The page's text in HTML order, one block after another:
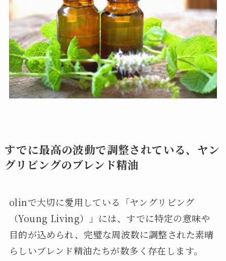
すでに最高の波動で調整されている、ヤン
グリビングのブレンド精油
olinで大切に愛用している「ヤングリビング
（Young Living）」には、すでに特定の意味や
目的が込められ、完璧な周波数に調整された素晴
らしいブレンド精油たちが数多く存在します。